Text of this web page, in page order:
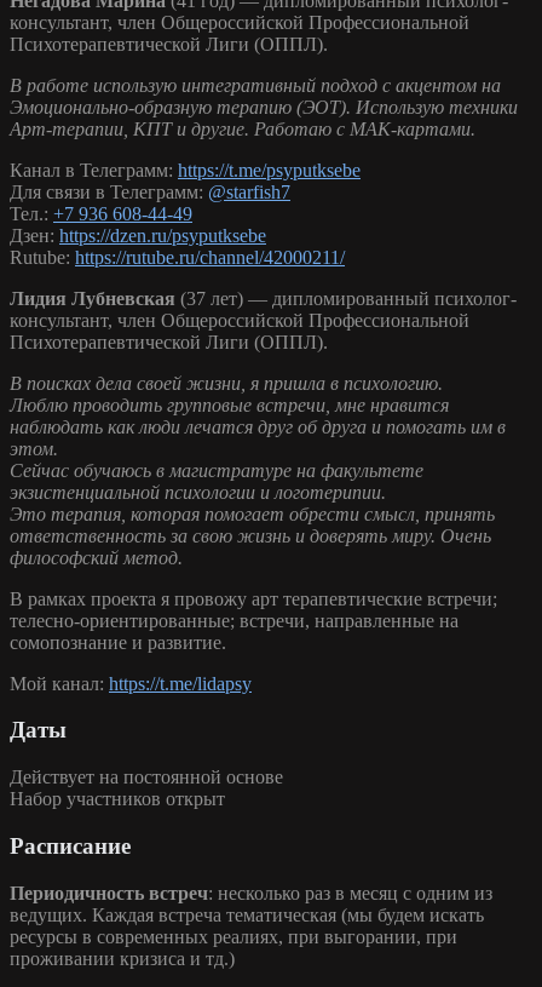
консультант, член Общероссийской Профессиональной
Психотерапевтической Лиги (ОППЛ).
В работе использую интегративный подход с акцентом на
Эмоционально-образную терапию (ЭОТ). Использую техники
Арт-терапии, КПТ и другие. Работаю с МАК-картами.
Канал в Телеграмм: https://t.me/psyputksebe
Для связи в Телеграмм: @starfish7
Тел.: +7 936 608-44-49
Дзен: https://dzen.ru/psyputksebe
Rutube: https://rutube.ru/channel/42000211/
Лидия Лубневская (37 лет) — дипломированный психолог-
консультант, член Общероссийской Профессиональной
Психотерапевтической Лиги (ОППЛ).
В поисках дела своей жизни, я пришла в психологию.
Люблю проводить групповые встречи, мне нравится
наблюдать как люди лечатся друг об друга и помогать им в
этом.
Сейчас обучаюсь в магистратуре на факультете
экзистенциальной психологии и логотерипии.
Это терапия, которая помогает обрести смысл, принять
ответственность за свою жизнь и доверять миру. Очень
философский метод.
В рамках проекта я провожу арт терапевтические встречи;
телесно-ориентированные; встречи, направленные на
сомопознание и развитие.
Мой канал: https://t.me/lidapsy
Даты
Действует на постоянной основе
Набор участников открыт
Расписание
Периодичность встреч: несколько раз в месяц с одним из
ведущих. Каждая встреча тематическая (мы будем искать
ресурсы в современных реалиях, при выгорании, при
проживании кризиса и тд.)